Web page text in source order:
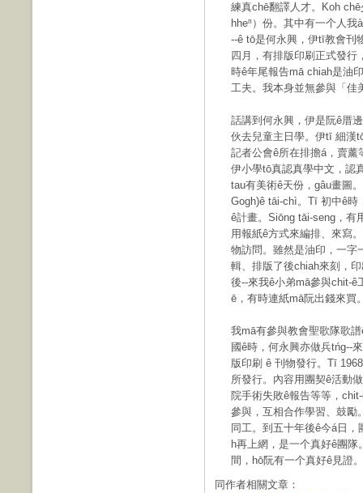
練真chē翻譯人才。Koh
hheⁿ）份。其中有一个人我
--ê tō是何永興，伊tī教會刊
四月，有排版印刷正式發
時ê年尾報告mā chiah是油
工夫。我本身並無參與「佳
話講到何永興，伊是阮ê厝
伙去兒童主日學。伊tī 細漢
記者公會ê所在排擔á，賣
伊小學tō真認真學中文，認
tau有美術ê天份，gâu畫圖
Gogh)ê tāi-chì。Tī 初中ê時
ê計畫。Siōng tāi-seng，有
用報紙ê方式來編排、來寫
物訪問。雖然是油印，一字
輯、排版了後chiah來刻，
後--來我ê小弟mā參與chit-ê
ē，有時連紙mā阮出錢來買
我mā有參與教會聖歌隊歌
國ê時，何永興亦做兵tńg--
版印刷 ê 刊物發行。Tī
所發行。內容用團契ê活動
院手術失敗ê報告等等，
參與，互相合作學習、鼓勵
同工。到五十年後ê今á日
h再上網，是一个真好ê團
間，hō͘阮有一个真好ê見證。
同作者相關文章：